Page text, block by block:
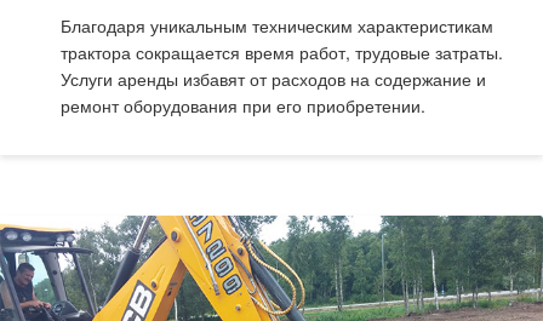
Благодаря уникальным техническим характеристикам
трактора сокращается время работ, трудовые затраты.
Услуги аренды избавят от расходов на содержание и
ремонт оборудования при его приобретении.